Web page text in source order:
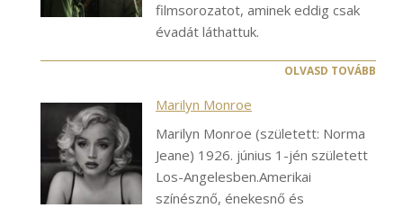
filmsorozatot, aminek eddig csak
évadát láthattuk.
OLVASD TOVÁBB
Marilyn Monroe
Marilyn Monroe (született: Norma
Jeane) 1926. június 1-jén született
Los-Angelesben.Amerikai
színésznő, énekesnő és